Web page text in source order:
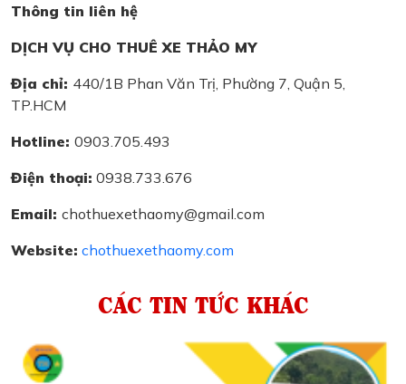
Thông tin liên hệ
DỊCH VỤ CHO THUÊ XE THẢO MY
Địa chỉ: 440/1B Phan Văn Trị, Phường 7, Quận 5,
TP.HCM
Hotline: 0903.705.493
Điện thoại: 0938.733.676
Email: chothuexethaomy@gmail.com
Website: chothuexethaomy.com
CÁC TIN TỨC KHÁC